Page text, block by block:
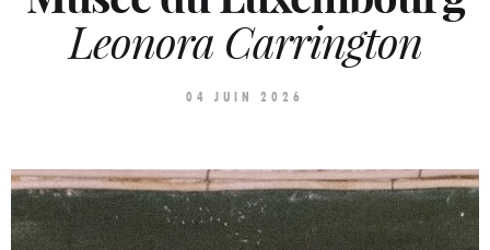
Leonora Carrington
04 JUIN 2026